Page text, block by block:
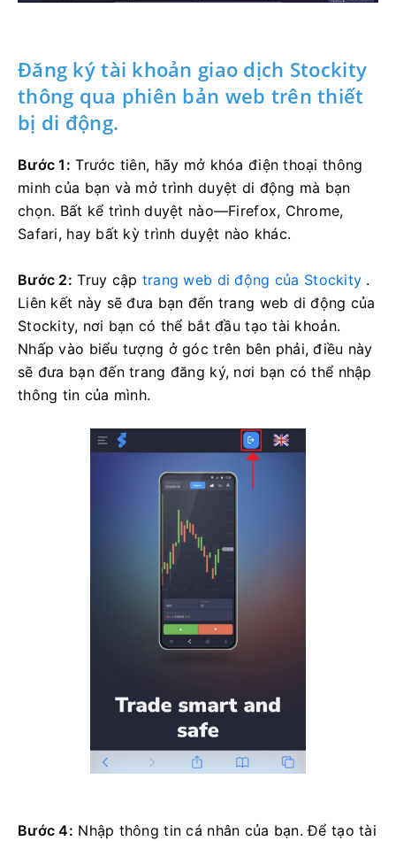
Đăng ký tài khoản giao dịch Stockity
thông qua phiên bản web trên thiết
bị di động.
Bước 1: Trước tiên, hãy mở khóa điện thoại thông
minh của bạn và mở trình duyệt di động mà bạn
chọn. Bất kể trình duyệt nào—Firefox, Chrome,
Safari, hay bất kỳ trình duyệt nào khác.
Bước 2: Truy cập trang web di động của Stockity .
Liên kết này sẽ đưa bạn đến trang web di động của
Stockity, nơi bạn có thể bắt đầu tạo tài khoản.
Nhấp vào biểu tượng ở góc trên bên phải, điều này
sẽ đưa bạn đến trang đăng ký, nơi bạn có thể nhập
thông tin của mình.
Bước 4: Nhập thông tin cá nhân của bạn. Để tạo tài